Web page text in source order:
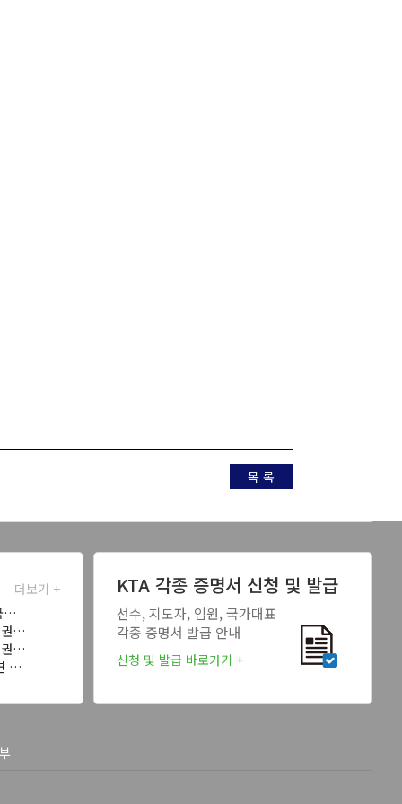
목 록
…
권…
권…
…
더보기 + KTA 각종 증명서 신청 및 발급
선수, 지도자, 임원, 국가대표
각종 증명서 발급 안내
신청 및 발급 바로가기 +